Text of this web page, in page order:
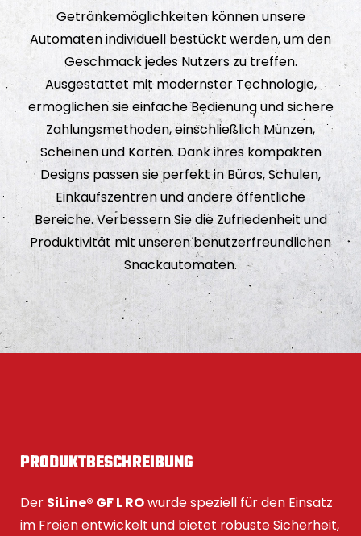
Getränkemöglichkeiten können unsere
Automaten individuell bestückt werden, um den
Geschmack jedes Nutzers zu treffen.
Ausgestattet mit modernster Technologie,
ermöglichen sie einfache Bedienung und sichere
Zahlungsmethoden, einschließlich Münzen,
Scheinen und Karten. Dank ihres kompakten
Designs passen sie perfekt in Büros, Schulen,
Einkaufszentren und andere öffentliche
Bereiche. Verbessern Sie die Zufriedenheit und
Produktivität mit unseren benutzerfreundlichen
Snackautomaten.
PRODUKTBESCHREIBUNG
Der SiLine® GF L ROwurde speziell für den Einsatz
im Freien entwickelt und bietet robuste Sicherheit,